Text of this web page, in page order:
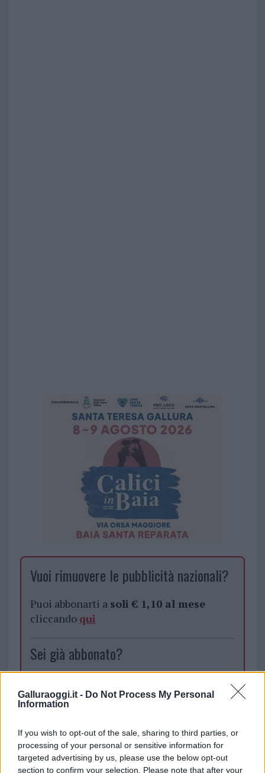
Galluraoggi.it - Do Not Process My Personal
Information
If you wish to opt-out of the sale, sharing to third parties, or
processing of your personal or sensitive information for
targeted advertising by us, please use the below opt-out
section to confirm your selection. Please note that after your
Vuoi rimuovere le pubblicità nazionali?
Puoi abbonarti a soli € 1,10 al mese
cliccando qui
Sei già abbonato?
sezioneLogin dal menù del sito o
cliccando
TEMI:
Commercio La Maddalena